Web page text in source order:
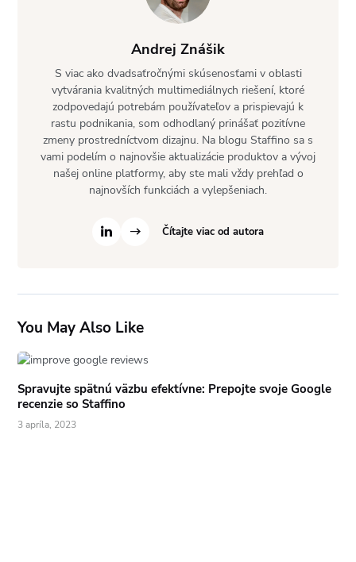
Andrej Znášik
S viac ako dvadsaťročnými skúsenosťami v oblasti
vytvárania kvalitných multimediálnych riešení, ktoré
zodpovedajú potrebám používateľov a prispievajú k
rastu podnikania, som odhodlaný prinášať pozitívne
zmeny prostredníctvom dizajnu. Na blogu Staffino sa s
vami podelím o najnovšie aktualizácie produktov a vývoj
našej online platformy, aby ste mali vždy prehľad o
najnovších funkciách a vylepšeniach.
Čítajte viac od autora
You May Also Like
Spravujte spätnú väzbu efektívne: Prepojte svoje Google
recenzie so Staffino
3 apríla, 2023